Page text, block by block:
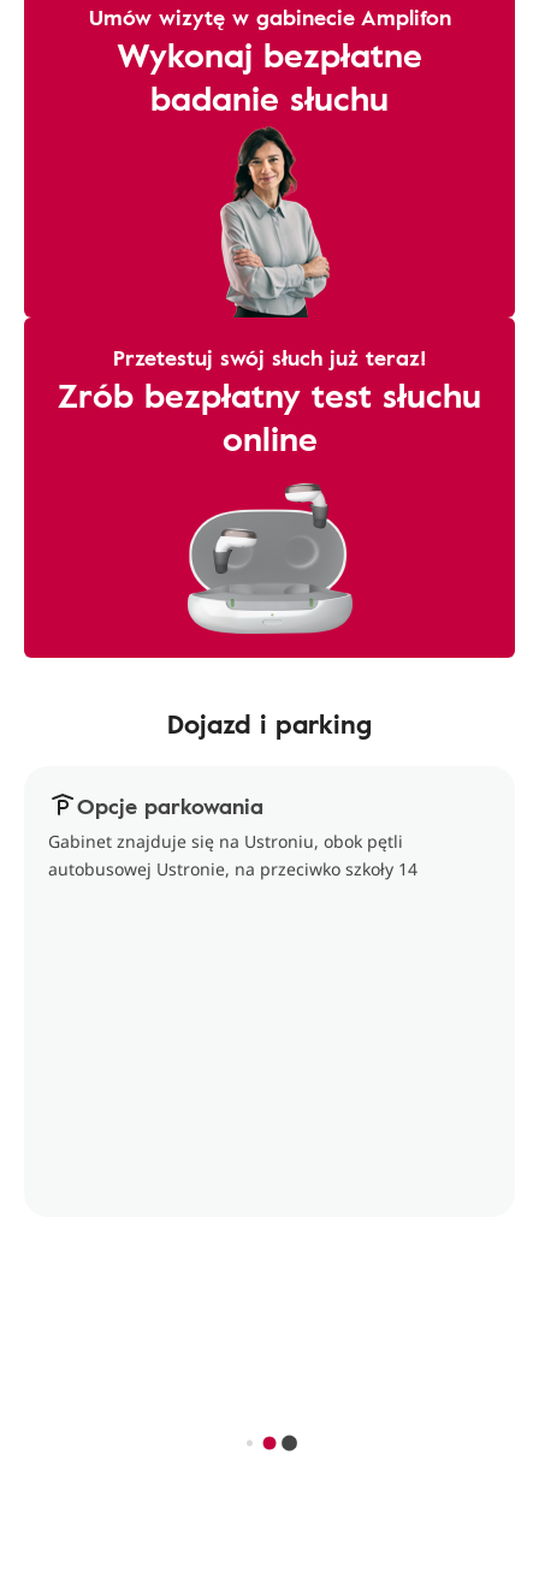
Umów wizytę w gabinecie Amplifon
Wykonaj bezpłatne
badanie słuchu
Przetestuj swój słuch już teraz!
Zrób bezpłatny test słuchu
online
Dojazd i parking
Opcje parkowania
Gabinet znajduje się na Ustroniu, obok pętli
autobusowej Ustronie, na przeciwko szkoły 14